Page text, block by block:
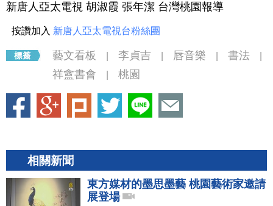
新唐人亞太電視 胡淑霞 張年潔 台灣桃園報導
按讚加入 新唐人亞太電視台粉絲團
藝文看板 李貞吉 唇音樂 書法
祥盦書會 桃園
相關新聞
東方媒材的墨思墨藝 桃園藝術家邀請
展登場